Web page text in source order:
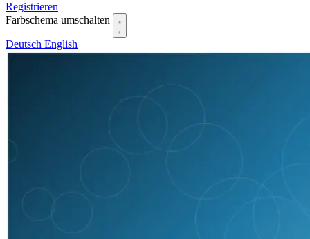
Registrieren
Farbschema umschalten
Deutsch English